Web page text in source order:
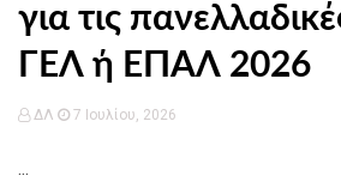
για τις
ΓΕΛ ή ΕΠΑΛ 2026
ΔΛ 7 Ιουλίου, 2026
...